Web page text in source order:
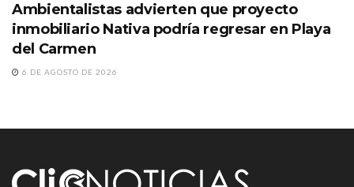
Ambientalistas advierten que proyecto
inmobiliario Nativa podría regresar en Playa
del Carmen
6 DE AGOSTO DE 2026